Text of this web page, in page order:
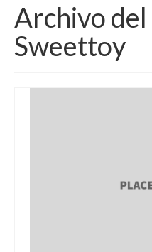
Archivo
Sweettoy